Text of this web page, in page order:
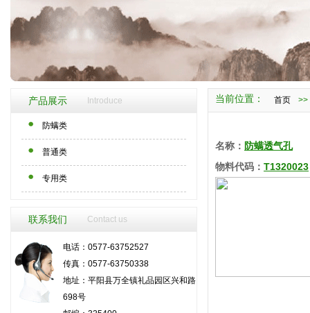
产品展示 Introduce
防螨类
普通类
专用类
联系我们 Contact us
电话：0577-63752527
传真：0577-63750338
地址：平阳县万全镇礼品园区兴和路
698号
当前位置： 首页
名称： 防螨透气孔
物料代码： T1320023